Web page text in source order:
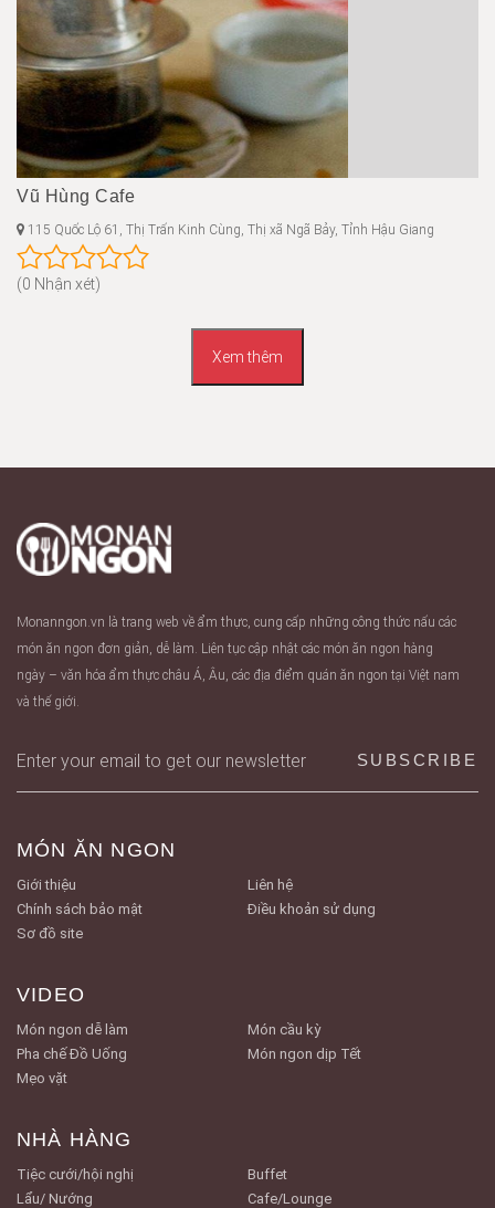
Vũ Hùng Cafe
115 Quốc Lộ 61, Thị Trấn Kinh Cùng, Thị xã Ngã Bảy, Tỉnh Hậu Giang
(0 Nhận xét)
Xem thêm
Monanngon.vn là trang web về ẩm thực, cung cấp những công thức nấu các
món ăn ngon đơn giản, dễ làm. Liên tục cập nhật các món ăn ngon hàng
ngày – văn hóa ẩm thực châu Á, Âu, các địa điểm quán ăn ngon tại Việt nam
và thế giới.
MÓN ĂN NGON
Giới thiệu
Liên hệ
Chính sách bảo mật
Điều khoản sử dụng
Sơ đồ site
VIDEO
Món ngon dễ làm
Món cầu kỳ
Pha chế Đồ Uống
Món ngon dịp Tết
Mẹo vặt
NHÀ HÀNG
Tiệc cưới/hội nghị
Buffet
Lẩu/ Nướng
Cafe/Lounge